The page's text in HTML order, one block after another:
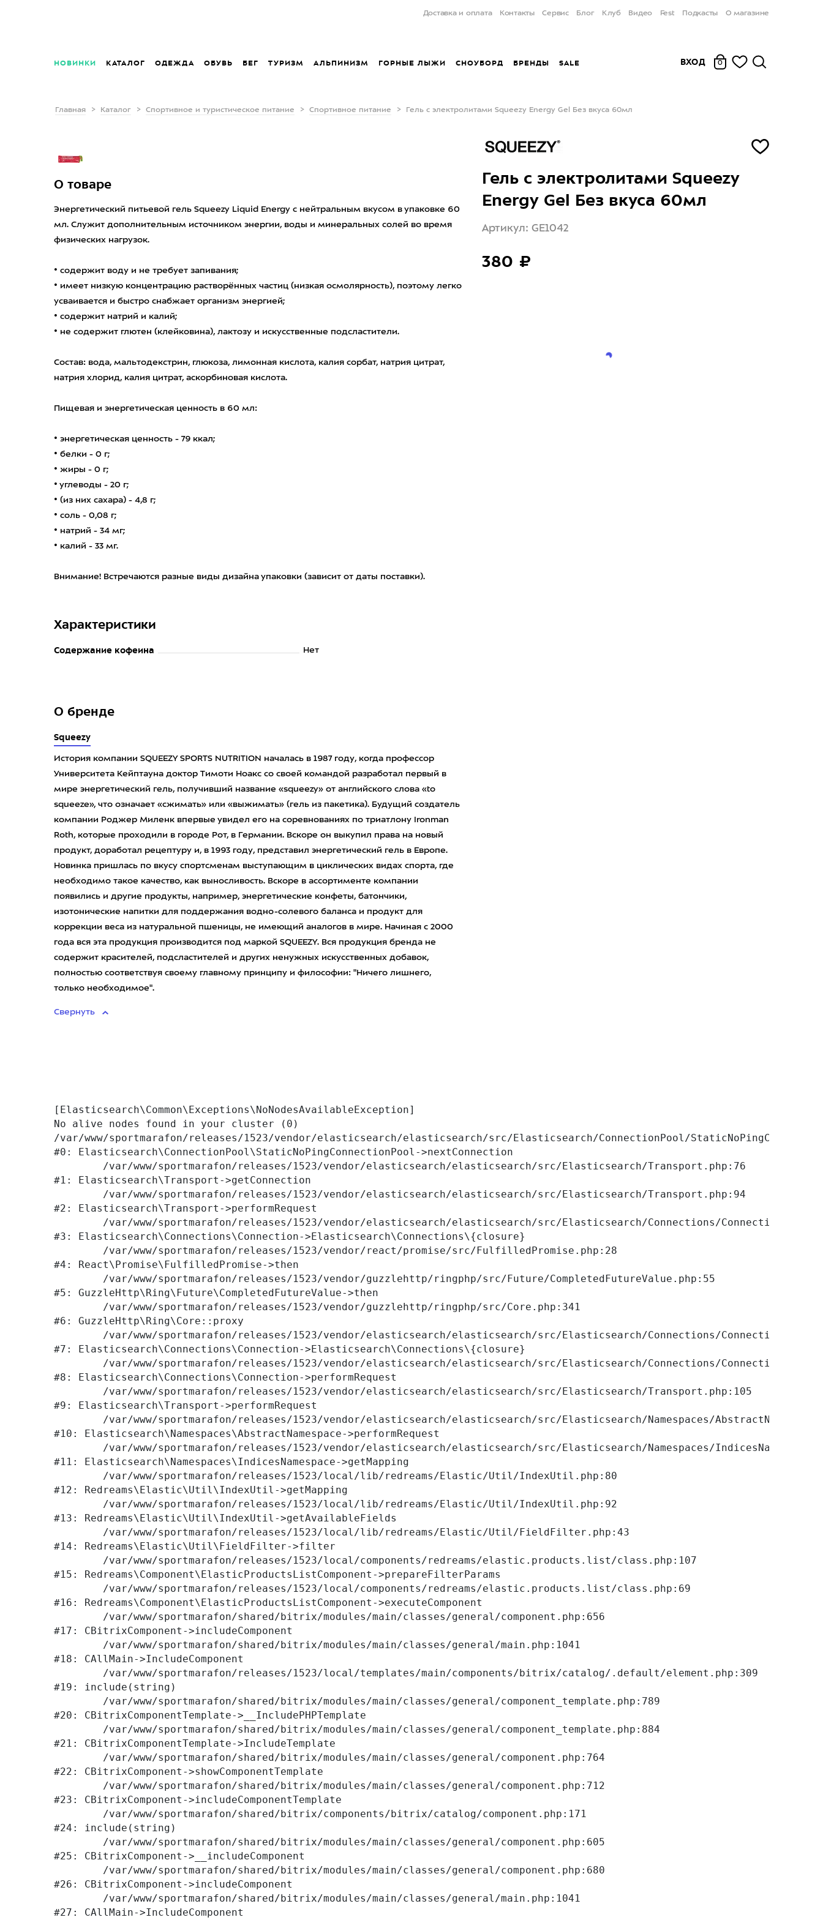
Доставка и оплата Контакты Сервис Блог Клуб Видео Fest Подкасты О магазине
НОВИНКИ КАТАЛОГ ОДЕЖДА ОБУВЬ БЕГ ТУРИЗМ АЛЬПИНИЗМ ГОРНЫЕ ЛЫЖИ СНОУБОРД БРЕНДЫ SALE ВХОД 0
Главная Каталог Спортивное и туристическое питание Спортивное питание Гель с электролитами Squeezy Energy Gel Без вкуса 60мл
О товаре
Энергетический питьевой гель Squeezy Liquid Energy с нейтральным вкусом в упаковке 60
мл. Служит дополнительным источником энергии, воды и минеральных солей во время
физических нагрузок.
• содержит воду и не требует запивания;
• имеет низкую концентрацию растворённых частиц (низкая осмолярность), поэтому легко
усваивается и быстро снабжает организм энергией;
• содержит натрий и калий;
• не содержит глютен (клейковина), лактозу и искусственные подсластители.
Состав: вода, мальтодекстрин, глюкоза, лимонная кислота, калия сорбат, натрия цитрат,
натрия хлорид, калия цитрат, аскорбиновая кислота.
Пищевая и энергетическая ценность в 60 мл:
• энергетическая ценность - 79 ккал;
• белки - 0 г;
• жиры - 0 г;
• углеводы - 20 г;
• (из них сахара) - 4,8 г;
• соль - 0,08 г;
• натрий - 34 мг;
• калий - 33 мг.
Внимание! Встречаются разные виды дизайна упаковки (зависит от даты поставки).
Характеристики
Содержание кофеина Нет
О бренде
Squeezy
История компании SQUEEZY SPORTS NUTRITION началась в 1987 году, когда профессор
Университета Кейптауна доктор Тимоти Ноакс со своей командой разработал первый в
мире энергетический гель, получивший название «squeezy» от английского слова «to
squeeze», что означает «сжимать» или «выжимать» (гель из пакетика). Будущий создатель
компании Роджер Миленк впервые увидел его на соревнованиях по триатлону Ironman
Roth, которые проходили в городе Рот, в Германии. Вскоре он выкупил права на новый
продукт, доработал рецептуру и, в 1993 году, представил энергетический гель в Европе.
Новинка пришлась по вкусу спортсменам выступающим в циклических видах спорта, где
необходимо такое качество, как выносливость. Вскоре в ассортименте компании
появились и другие продукты, например, энергетические конфеты, батончики,
изотонические напитки для поддержания водно-солевого баланса и продукт для
коррекции веса из натуральной пшеницы, не имеющий аналогов в мире. Начиная с 2000
года вся эта продукция производится под маркой SQUEEZY. Вся продукция бренда не
содержит красителей, подсластителей и других ненужных искусственных добавок,
полностью соответствуя своему главному принципу и философии: "Ничего лишнего,
только необходимое".
Свернуть
Гель с электролитами Squeezy
Energy Gel Без вкуса 60мл
Артикул: GE1042
380 ₽
[Elasticsearch\Common\Exceptions\NoNodesAvailableException]
No alive nodes found in your cluster (0)
/var/www/sportmarafon/releases/1523/vendor/elasticsearch/elasticsearch/src/Elasticsearch/ConnectionPool/
#0: Elasticsearch\ConnectionPool\StaticNoPingConnectionPool->nextConnection
#1: Elasticsearch\Transport->getConnection
#2: Elasticsearch\Transport->performRequest
#3: Elasticsearch\Connections\Connection->Elasticsearch\Connections\{closure}
#4: React\Promise\FulfilledPromise->then
#5: GuzzleHttp\Ring\Future\CompletedFutureValue->then
#6: GuzzleHttp\Ring\Core::proxy
#7: Elasticsearch\Connections\Connection->Elasticsearch\Connections\{closure}
#8: Elasticsearch\Connections\Connection->performRequest
#9: Elasticsearch\Transport->performRequest
#10: Elasticsearch\Namespaces\AbstractNamespace->performRequest
#11: Elasticsearch\Namespaces\IndicesNamespace->getMapping
#12: Redreams\Elastic\Util\IndexUtil->getMapping
#13: Redreams\Elastic\Util\IndexUtil->getAvailableFields
#14: Redreams\Elastic\Util\FieldFilter->filter
#15: Redreams\Component\ElasticProductsListComponent->prepareFilterParams
#16: Redreams\Component\ElasticProductsListComponent->executeComponent
#17: CBitrixComponent->includeComponent
#18: CAllMain->IncludeComponent
#19: include(string)
#20: CBitrixComponentTemplate->__IncludePHPTemplate
#21: CBitrixComponentTemplate->IncludeTemplate
#22: CBitrixComponent->showComponentTemplate
#23: CBitrixComponent->includeComponentTemplate
#24: include(string)
#25: CBitrixComponent->__includeComponent
#26: CBitrixComponent->includeComponent
#27: CAllMain->IncludeComponent